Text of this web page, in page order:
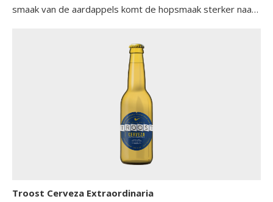
smaak van de aardappels komt de hopsmaak sterker naar
kenners wordt vergeleken met een Pale Ale. Het bier is
lichter van kleur dan een traditionele Pale Ale.
Troost Cerveza Extraordinaria